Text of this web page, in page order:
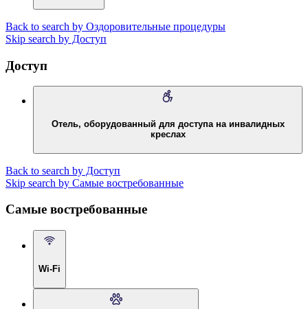
Back to search by Оздоровительные процедуры
Skip search by Доступ
Доступ
Отель, оборудованный для доступа на инвалидных
креслах
Back to search by Доступ
Skip search by Самые востребованные
Самые востребованные
Wi-Fi